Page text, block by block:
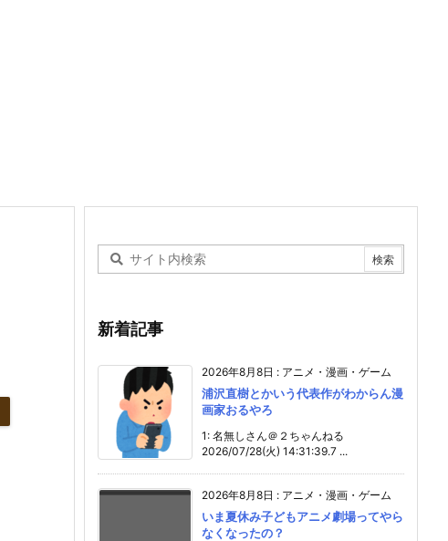
新着記事
2026年8月8日 : アニメ・漫画・ゲーム
浦沢直樹とかいう代表作がわからん漫
画家おるやろ
1: 名無しさん＠２ちゃんねる
2026/07/28(火) 14:31:39.7 ...
2026年8月8日 : アニメ・漫画・ゲーム
いま夏休み子どもアニメ劇場ってやら
なくなったの？